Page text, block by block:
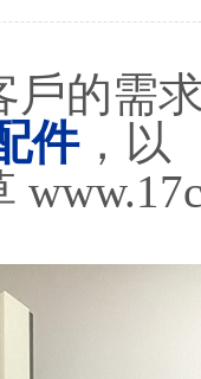
的需求
件，以